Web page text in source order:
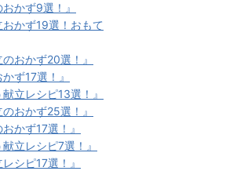
かず9選！』
かず19選！おもて
おかず20選！』
ず17選！』
立レシピ13選！』
おかず25選！』
かず17選！』
立レシピ7選！』
シピ17選！』